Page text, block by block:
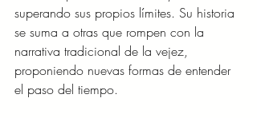
superando sus propios límites. Su historia
se suma a otras que rompen con la
narrativa tradicional de la vejez,
proponiendo nuevas formas de entender
el paso del tiempo.